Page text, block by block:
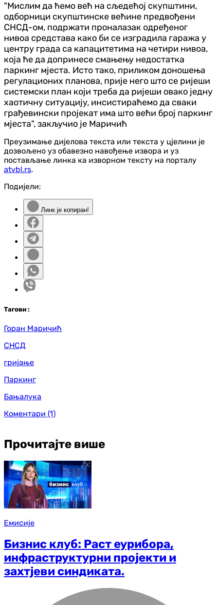
"Мислим да ћемо већ на сљедећој скупштини,
одборници скупштинске већине предвођени
СНСД-ом, подржати проналазак одређеног
нивоа средстава како би се изградила гаража у
центру града са капацитетима на четири нивоа,
која ће да допринесе смањењу недостатка
паркинг мјеста. Исто тако, приликом доношења
регулационих планова, прије него што се ријеши
системски план који треба да ријеши овако једну
хаотичну ситуацију, инсистираћемо да сваки
грађевински пројекат има што већи број паркинг
мјеста", закључио је Маричић
Преузимање дијелова текста или текста у цјелини је
дозвољено уз обавезно навођење извора и уз
постављање линка ка изворном тексту на порталу
atvbl.rs.
Подијели:
Линк је копиран!
Тагови :
Горан Маричић
СНСД
гријање
Паркинг
Бањалука
Коментари (1)
Прочитајте више
Емисије
Бизнис клуб: Раст еурибора,
инфраструктурни пројекти и
захтјеви синдиката.